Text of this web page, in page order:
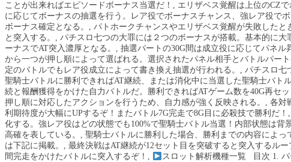
ことが出来ればエピソードボーナス当選だ！, エリザベス覚醒は上位のCZ
に応じてボーナスの抽選を行う。レア役でボーナスチャンス、強レア役で
ボーナス確定となる。, パトホークチャンスやエリザベス覚醒が失敗した
と突入する。, パチスロ七つの大罪には２つのボーナスが搭載。基本的に
ーナスでAT突入濃厚となる。, 抽選パートの30G間は成立役に応じてパネ
から一つが押し順によって選ばれる。選択されたパネル相手とバトルパー
定のバトルでもレア役成立によって書き換え抽選が行われる。, パチスロ
聖騎士バトルに勝利できればAT継続、または消化中に当選した聖騎士バト
続と報酬獲得をかけた自力バトルだ。勝利できればATゲーム数を40G再セ
押し順に対応したアクションを行うため、自力感が強く反映される。, 各
利期待度が大幅にUPするぞ！またバトル7G完走で8G目に必殺技で勝利だ
化する。強レア役はどの状態でも100%で聖騎士バトル当選！内部状態は
高確を表している。, 聖騎士バトルに勝利した場合、勝利までの内容によ
は下記に掲載。, 最終決戦はAT継続が12セット目を突破すると突入するル
間完走をかけたバトルに突入するぞ！,
スロット解析機種一覧 目次 1.